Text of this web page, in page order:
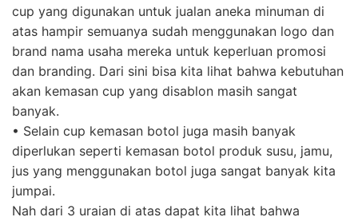
cup yang digunakan untuk jualan aneka minuman di
atas hampir semuanya sudah menggunakan logo dan
brand nama usaha mereka untuk keperluan promosi
dan branding. Dari sini bisa kita lihat bahwa kebutuhan
akan kemasan cup yang disablon masih sangat
banyak.
• Selain cup kemasan botol juga masih banyak
diperlukan seperti kemasan botol produk susu, jamu,
jus yang menggunakan botol juga sangat banyak kita
jumpai.
Nah dari 3 uraian di atas dapat kita lihat bahwa